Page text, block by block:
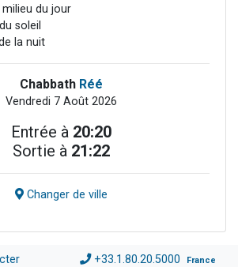
milieu du jour
soleil
la nuit
Chabbath Réé
Vendredi 7 Août 2026
Entrée à 20:20
Sortie à 21:22
Changer de ville
+33.1.80.20.5000 France